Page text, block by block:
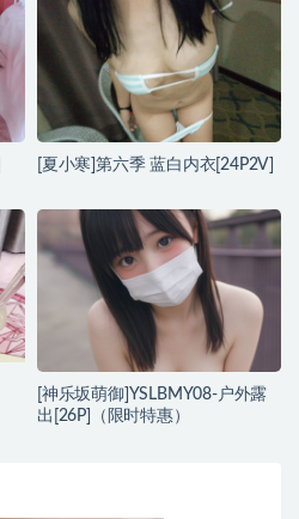
[夏小寒]第六季 蓝白内衣[24P2V]
[神乐坂萌御]YSLBMY08-户外露
出[26P]（限时特惠）